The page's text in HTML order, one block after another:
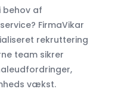
behov af
FirmaVikar
rekruttering
team sikrer
vækst.